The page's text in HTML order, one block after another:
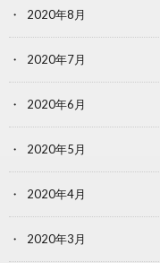
2020年8月
2020年7月
2020年6月
2020年5月
2020年4月
2020年3月